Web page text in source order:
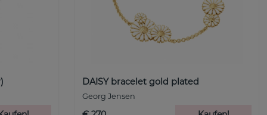
DAISY bracelet gold plated
Georg Jensen